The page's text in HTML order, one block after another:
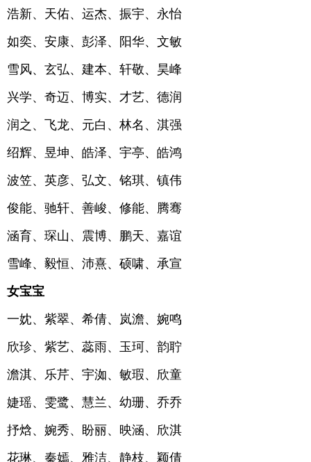
浩新、天佑、运杰、振宇、永怡
如奕、安康、彭泽、阳华、文敏
雪风、玄弘、建本、轩敬、昊峰
兴学、奇迈、博实、才艺、德润
润之、飞龙、元白、林名、淇强
绍辉、昱坤、皓泽、宇亭、皓鸿
波笠、英彦、弘文、铭琪、镇伟
俊能、驰轩、善峻、修能、腾骞
涵育、琛山、震博、鹏天、嘉谊
雪峰、毅恒、沛熹、硕啸、承宣
女宝宝
一妉、紫翠、希倩、岚澹、婉鸣
欣珍、紫艺、蕊雨、玉珂、韵聍
澹淇、乐芹、宇洳、敏瑕、欣童
婕瑶、雯鹭、慧兰、幼珊、乔乔
抒焓、婉秀、盼丽、映涵、欣淇
花琳、秦嫣、雅洁、静枝、颖倩